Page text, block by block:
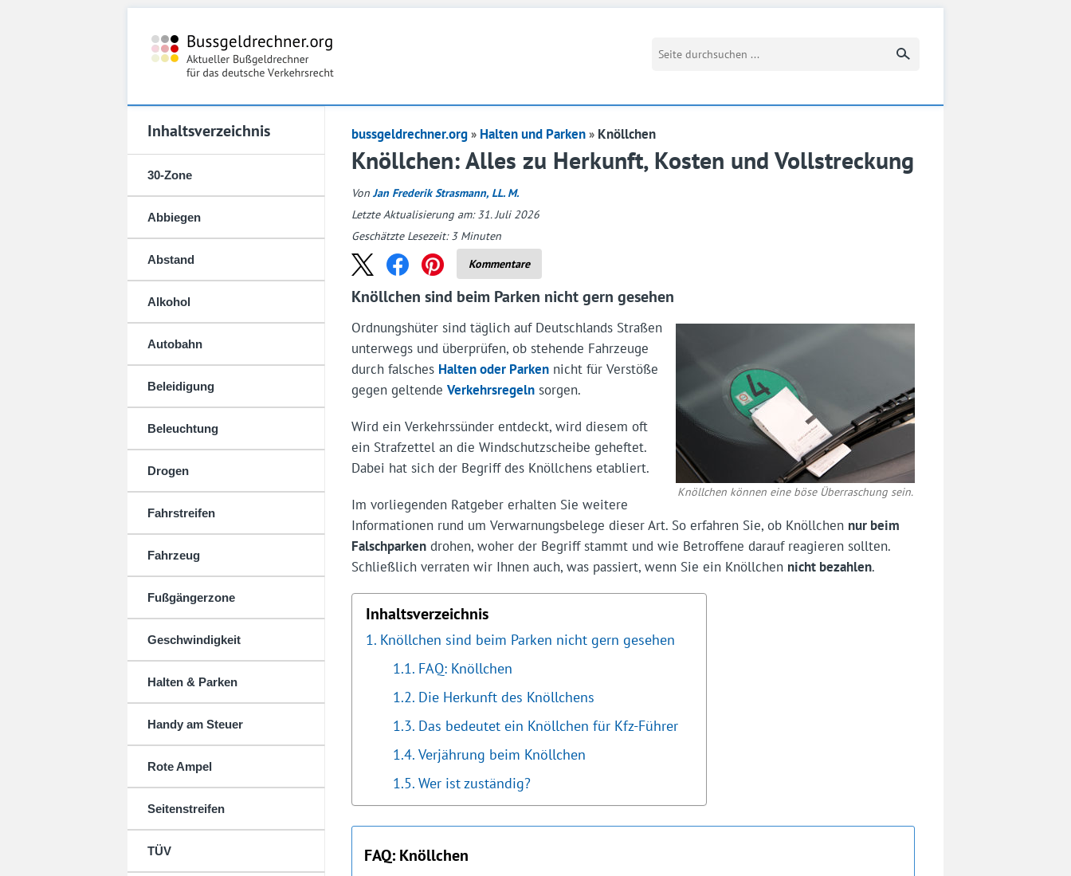
Suchbegriff eingeben
Inhaltsverzeichnis
30-Zone
Abbiegen
Abstand
Alkohol
Autobahn
Beleidigung
Beleuchtung
Drogen
Fahrstreifen
Fahrzeug
Fußgängerzone
Geschwindigkeit
Halten & Parken
Handy am Steuer
Rote Ampel
Seitenstreifen
TÜV
bussgeldrechner.org Halten und Parken Knöllchen
Knöllchen: Alles zu Herkunft, Kosten und Vollstreckung
Von Jan Frederik Strasmann, LL. M.
Letzte Aktualisierung am: 31. Juli 2026
Geschätzte Lesezeit:3 Minuten
Kommentare
Knöllchen sind beim Parken nicht gern gesehen
Knöllchen können eine böse Überraschung sein.
Ordnungshüter sind täglich auf Deutschlands Straßen
unterwegs und überprüfen, ob stehende Fahrzeuge
durch falsches Halten oder Parkennicht für Verstöße
gegen geltende Verkehrsregelnsorgen.
Wird ein Verkehrssünder entdeckt, wird diesem oft
ein Strafzettel an die Windschutzscheibe geheftet.
Dabei hat sich der Begriff des Knöllchens etabliert.
Im vorliegenden Ratgeber erhalten Sie weitere
Informationen rund um Verwarnungsbelege dieser Art. So erfahren Sie, ob Knöllchen nur beim
Falschparkendrohen, woher der Begriff stammt und wie Betroffene darauf reagieren sollten.
Schließlich verraten wir Ihnen auch, was passiert, wenn Sie ein Knöllchen nicht bezahlen.
Inhaltsverzeichnis
Knöllchen sind beim Parken nicht gern gesehen
FAQ: Knöllchen
Die Herkunft des Knöllchens
Das bedeutet ein Knöllchen für Kfz-Führer
Verjährung beim Knöllchen
Wer ist zuständig?
FAQ: Knöllchen